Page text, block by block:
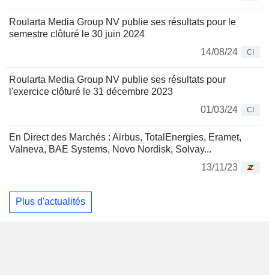
Roularta Media Group NV publie ses résultats pour le
semestre clôturé le 30 juin 2024
14/08/24
CI
Roularta Media Group NV publie ses résultats pour
l'exercice clôturé le 31 décembre 2023
01/03/24
CI
En Direct des Marchés : Airbus, TotalEnergies, Eramet,
Valneva, BAE Systems, Novo Nordisk, Solvay...
13/11/23
Plus d'actualités